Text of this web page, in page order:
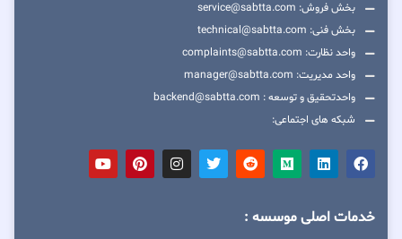
بخش فروش: service@sabtta.com
بخش فنی: technical@sabtta.com
واحد نظارت: complaints@sabtta.com
واحد مدیریت: manager@sabtta.com
واحدتحقیق و توسعه : backend@sabtta.com
شبکه های اجتماعی:
خدمات اصلی موسسه :